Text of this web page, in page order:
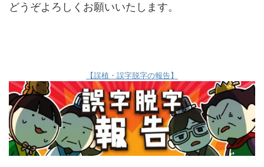
どうぞよろしくお願いいたします。
【誤植・誤字脱字の報告】